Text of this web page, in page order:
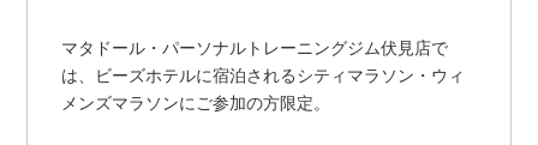
マタドール・パーソナルトレーニングジム伏見店で
は、ビーズホテルに宿泊されるシティマラソン・ウィ
メンズマラソンにご参加の方限定。